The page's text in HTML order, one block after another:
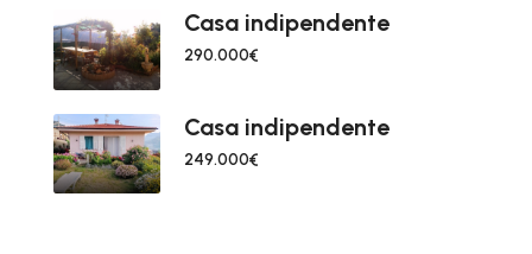
Casa indipendente
290.000€
Casa indipendente
249.000€